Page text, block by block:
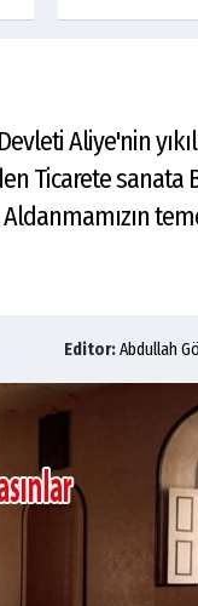
Aliye'nin
Ticarete sanata
Editor:Abdullah